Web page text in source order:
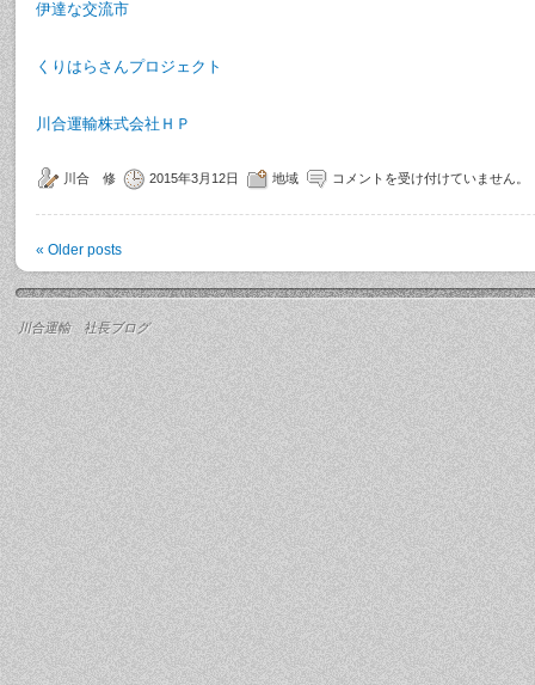
伊達な交流市
くりはらさんプロジェクト
川合運輸株式会社ＨＰ
川合 修 2015年3月12日 地域 コメントを受け付けていません。
« Older posts
川合運輸 社長ブログ